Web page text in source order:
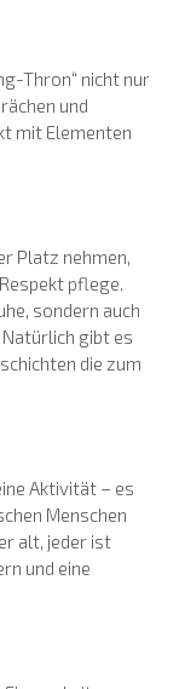
Thron“ nicht nur
und
mit Elementen
Platz nehmen,
pflege.
sondern auch
Natürlich gibt es
die zum
Aktivität – es
Menschen
alt, jeder ist
und eine